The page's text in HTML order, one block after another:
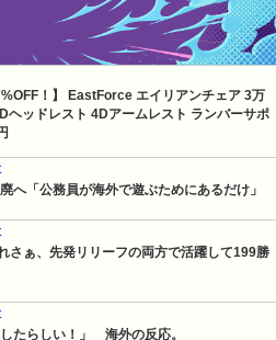
！】 EastForce エイリアンチェア 3万
ヘッドレスト 4Dアームレスト ランバーサポ
へ「公務員が海外で遊ぶためにあるだけ」
ぁ、先発リリーフの両方で活躍して199勝
たらしい！」　海外の反応。